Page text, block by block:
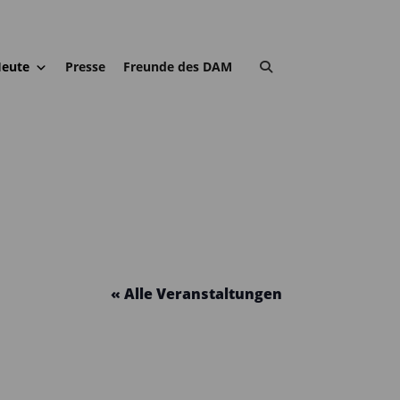
Presse Freunde des DAM
« Alle Veranstaltungen